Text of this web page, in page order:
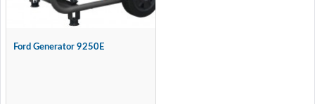
Ford Generator 9250E